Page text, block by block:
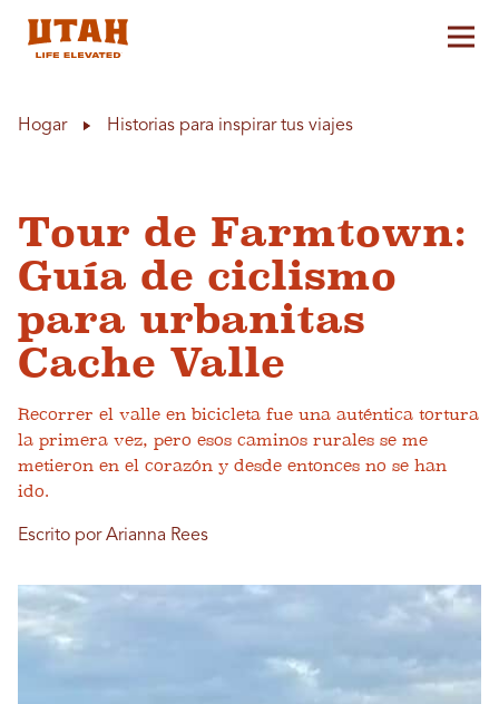
Hogar Historias para inspirar tus viajes
Tour de Farmtown:
Guía de ciclismo
para urbanitas
Cache Valle
Recorrer el valle en bicicleta fue una auténtica tortura
la primera vez, pero esos caminos rurales se me
metieron en el corazón y desde entonces no se han
ido.
Escrito por Arianna Rees